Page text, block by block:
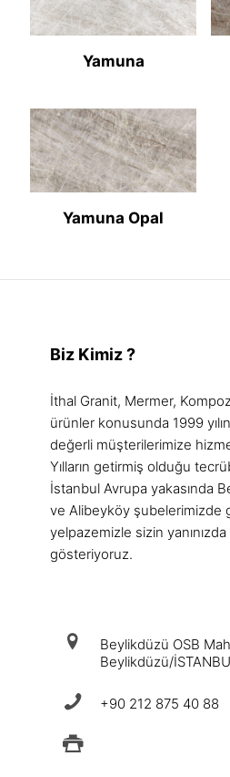
Yamuna
Yamuna Opal
Biz Kimiz ?
İthal Granit, Mermer,
ürünler konusunda 1999
değerli müşterilerimize
Yılların getirmiş olduğu
İstanbul Avrupa yakasında
ve Alibeyköy şubelerimizde
yelpazemizle sizin
gösteriyoruz.
Beylikdüzü OSB
Beylikdüzü/
+90 212 875 40 88